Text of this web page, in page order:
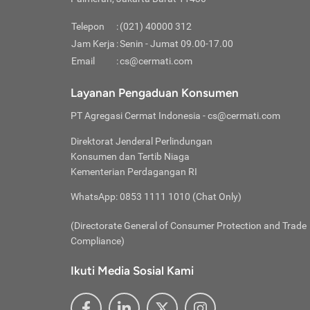
rendah
Jika
Kredit
Telepon :(021) 40000 312
Jam Kerja :Senin - Jumat 09.00-17.00
Email
:cs@cermati.com
Layanan Pengaduan Konsumen
PT Agregasi Cermat Indonesia - cs@cermati.com
Direktorat Jenderal Perlindungan
Konsumen dan Tertib Niaga
Kementerian Perdagangan RI
WhatsApp: 0853 1111 1010 (Chat Only)
(Directorate General of Consumer Protection and Trade
Compliance)
Ikuti Media Sosial Kami